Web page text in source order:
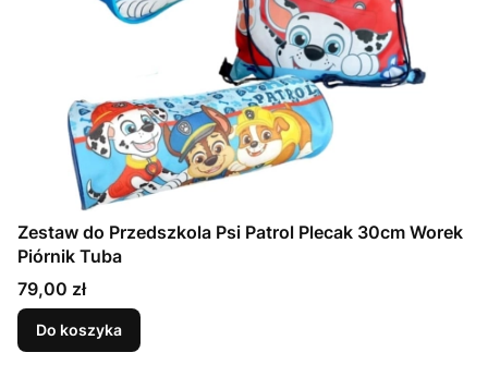
Zestaw do Przedszkola Psi Patrol Plecak 30cm Worek
Piórnik Tuba
Cena
79,00 zł
Do koszyka